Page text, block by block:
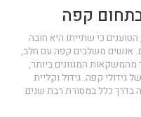
קפה
כי שתייתו היא חובה
אנשים משלבים קפה עם חלב,
המגוונים ביותר,
קפה. גידול וקליית
בדרך כלל במסורת רבת שנים